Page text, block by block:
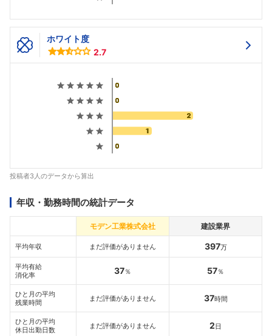
ホワイト度
2.7
投稿者3人のデータから算出
年収・勤務時間の統計データ
モデン工業株式会社 建設業界
平均年収 まだ評価がありません 397万
平均有給
消化率
37％ 57％
ひと月の平均
残業時間
まだ評価がありません 37時間
ひと月の平均
休日出勤日数
まだ評価がありません 2日